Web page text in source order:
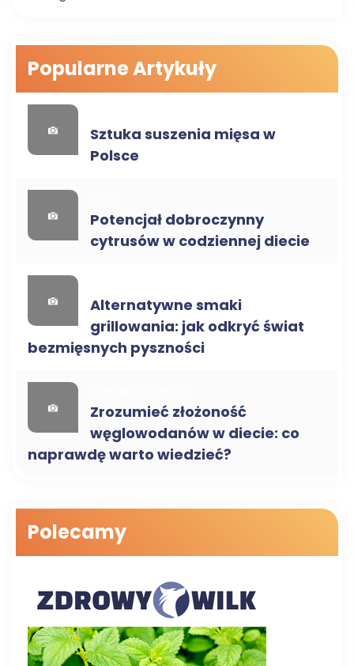
Popularne Artykuły
Sztuka suszenia mięsa w
Polsce
Potencjał dobroczynny
cytrusów w codziennej diecie
Alternatywne smaki
grillowania: jak odkryć świat
bezmięsnych pyszności
Zrozumieć złożoność
węglowodanów w diecie: co
naprawdę warto wiedzieć?
Polecamy